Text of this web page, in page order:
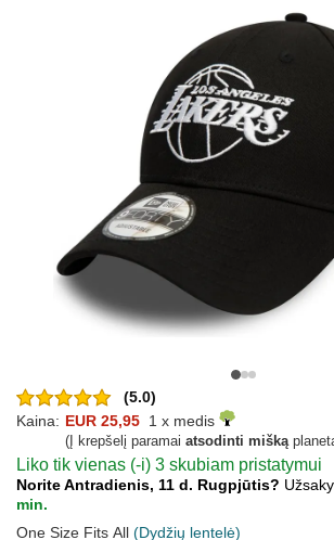
(5.0)
Kaina: EUR 25,95 1 x medis
(Į krepšelį paramai atsodinti mišką
Liko tik vienas (-i) 3 skubiam pristatymui
Norite Antradienis, 11 d. Rugpjūtis?
min.
One Size Fits All (Dydžių lentelė)